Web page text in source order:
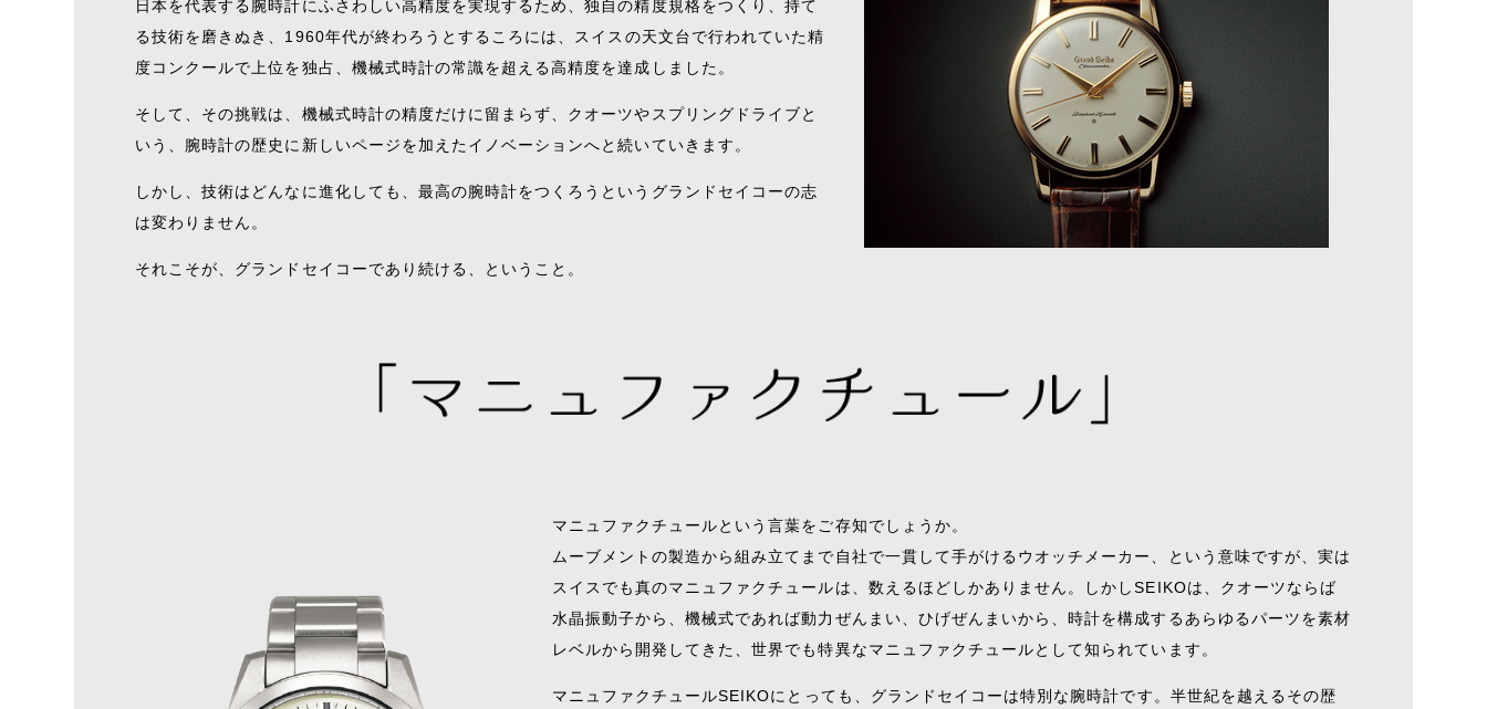
日本を代表する腕時計にふさわしい高精度を実現するため、独自の精度規格をつくり、持て
る技術を磨きぬき、1960年代が終わろうとするころには、スイスの天文台で行われていた精
度コンクールで上位を独占、機械式時計の常識を超える高精度を達成しました。
そして、その挑戦は、機械式時計の精度だけに留まらず、クオーツやスプリングドライブと
いう、腕時計の歴史に新しいページを加えたイノベーションへと続いていきます。
しかし、技術はどんなに進化しても、最高の腕時計をつくろうというグランドセイコーの志
は変わりません。
それこそが、グランドセイコーであり続ける、ということ。
マニュファクチュールという言葉をご存知でしょうか。
ムーブメントの製造から組み立てまで自社で一貫して手がけるウオッチメーカー、という意味ですが、実は
スイスでも真のマニュファクチュールは、数えるほどしかありません。しかしSEIKOは、クオーツならば
水晶振動子から、機械式であれば動力ぜんまい、ひげぜんまいから、時計を構成するあらゆるパーツを素材
レベルから開発してきた、世界でも特異なマニュファクチュールとして知られています。
マニュファクチュールSEIKOにとっても、グランドセイコーは特別な腕時計です。半世紀を越えるその歴